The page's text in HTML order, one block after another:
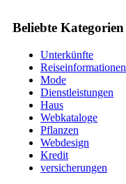
Beliebte Kategorien
Unterkünfte
Reiseinformationen
Mode
Dienstleistungen
Haus
Webkataloge
Pflanzen
Webdesign
Kredit
versicherungen